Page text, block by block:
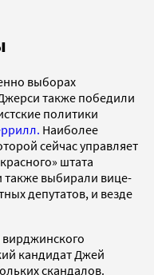
выборах
также победили
политики
Наиболее
сейчас управляет
штата
также выбирали вице-
депутатов, и везде
вирджинского
кандидат Джей
скандалов.